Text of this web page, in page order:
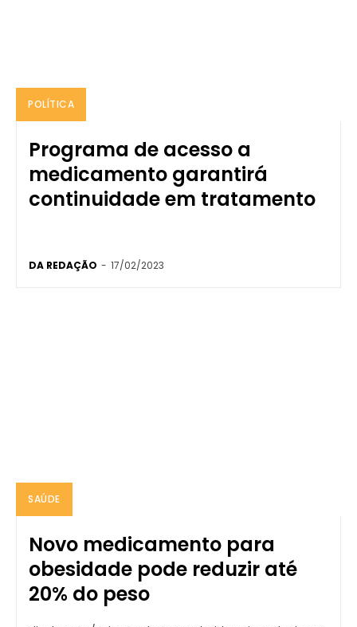
POLÍTICA
Programa de acesso a
medicamento garantirá
continuidade em tratamento
DA REDAÇÃO - 17/02/2023
SAÚDE
Novo medicamento para
obesidade pode reduzir até
20% do peso